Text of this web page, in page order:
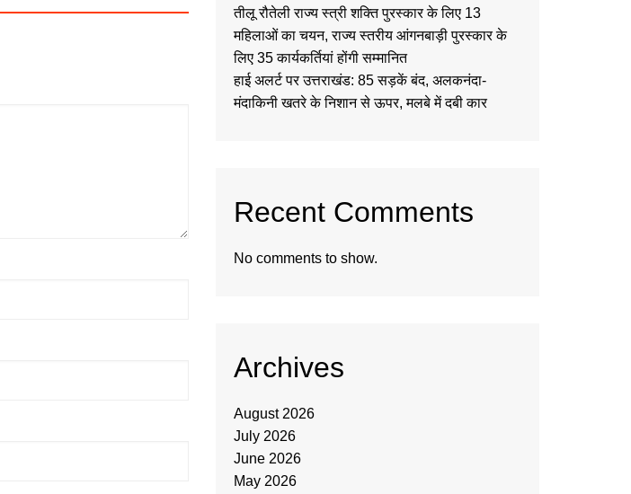
तीलू रौतेली राज्य स्त्री शक्ति पुरस्कार के लिए 13
महिलाओं का चयन, राज्य स्तरीय आंगनबाड़ी पुरस्कार के
लिए 35 कार्यकर्तियां होंगी सम्मानित
हाई अलर्ट पर उत्तराखंड: 85 सड़कें बंद, अलकनंदा-
मंदाकिनी खतरे के निशान से ऊपर, मलबे में दबी कार
Recent Comments
No comments to show.
Archives
August 2026
July 2026
June 2026
May 2026